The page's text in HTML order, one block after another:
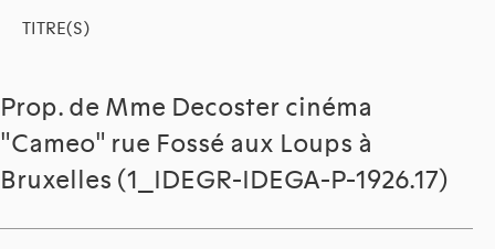
TITRE(S)
Prop. de Mme Decoster cinéma
"Cameo" rue Fossé aux Loups à
Bruxelles (1_IDEGR-IDEGA-P-1926.17)